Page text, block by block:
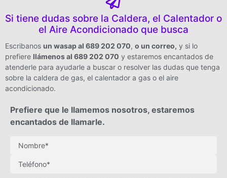
Si tiene dudas sobre la Caldera, el Calentador o
el Aire Acondicionado que busca
Escribanos un wasap al 689 202 070, o un correo, y si lo
prefiere llámenos al 689 202 070 y estaremos encantados de
atenderle para ayudarle a buscar o resolver las dudas que tenga
sobre la caldera de gas, el calentador a gas o el aire
acondicionado.
Prefiere que le llamemos nosotros, estaremos
encantados de llamarle.